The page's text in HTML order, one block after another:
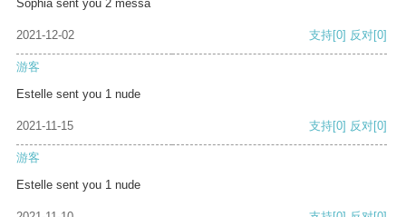
Sophia sent you 2 messa
2021-12-02 支持[0] 反对[0]
游客
Estelle sent you 1 nude
2021-11-15 支持[0] 反对[0]
游客
Estelle sent you 1 nude